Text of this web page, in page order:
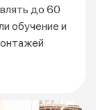
до 60
обучение и